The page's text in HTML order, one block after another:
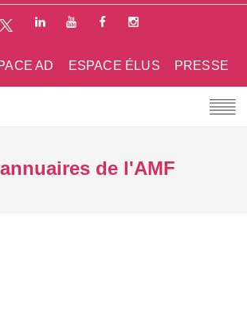
PRESSE
ESPACE ÉLUS
AD
de l'AMF